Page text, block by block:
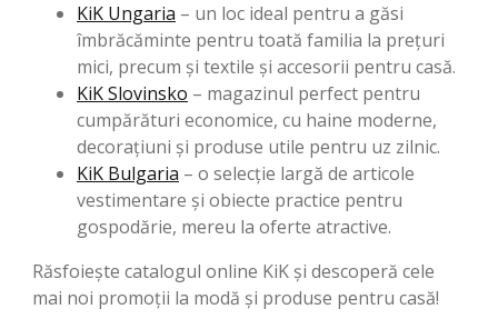
KiK Ungaria – un loc ideal pentru a găsi
îmbrăcăminte pentru toată familia la prețuri
mici, precum și textile și accesorii pentru casă.
KiK Slovinsko – magazinul perfect pentru
cumpărături economice, cu haine moderne,
decorațiuni și produse utile pentru uz zilnic.
KiK Bulgaria – o selecție largă de articole
vestimentare și obiecte practice pentru
gospodărie, mereu la oferte atractive.
Răsfoiește catalogul online KiK și descoperă cele
mai noi promoții la modă și produse pentru casă!